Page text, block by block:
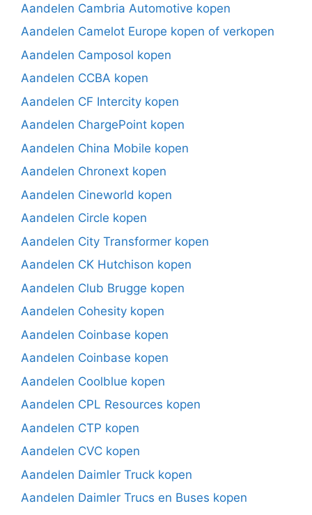
Aandelen Cambria Automotive kopen
Aandelen Camelot Europe kopen of verkopen
Aandelen Camposol kopen
Aandelen CCBA kopen
Aandelen CF Intercity kopen
Aandelen ChargePoint kopen
Aandelen China Mobile kopen
Aandelen Chronext kopen
Aandelen Cineworld kopen
Aandelen Circle kopen
Aandelen City Transformer kopen
Aandelen CK Hutchison kopen
Aandelen Club Brugge kopen
Aandelen Cohesity kopen
Aandelen Coinbase kopen
Aandelen Coinbase kopen
Aandelen Coolblue kopen
Aandelen CPL Resources kopen
Aandelen CTP kopen
Aandelen CVC kopen
Aandelen Daimler Truck kopen
Aandelen Daimler Trucs en Buses kopen